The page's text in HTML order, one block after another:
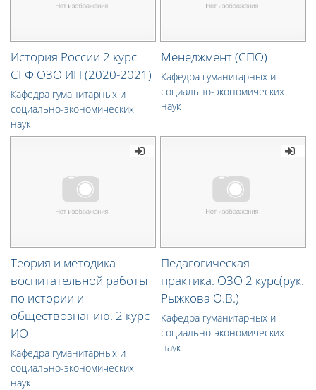
История России 2 курс
СГФ ОЗО ИП (2020-2021)
Кафедра гуманитарных и
социально-экономических
наук
Менеджмент (СПО)
Кафедра гуманитарных и
социально-экономических
наук
Теория и методика
воспитательной работы
по истории и
обществознанию. 2 курс
ИО
Кафедра гуманитарных и
социально-экономических
наук
Педагогическая
практика. ОЗО 2 курс(рук.
Рыжкова О.В.)
Кафедра гуманитарных и
социально-экономических
наук